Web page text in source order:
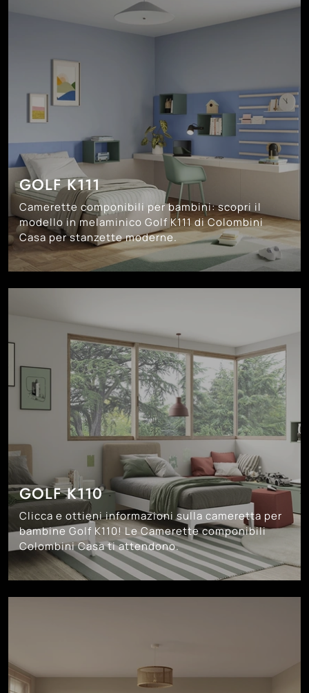
GOLF K111
Camerette componibili per bambini: scopri il
modello in melaminico Golf K111 di Colombini
Casa per stanzette moderne.
GOLF K110
Clicca e ottieni informazioni sulla cameretta per
bambine Golf K110! Le Camerette componibili
Colombini Casa ti attendono.